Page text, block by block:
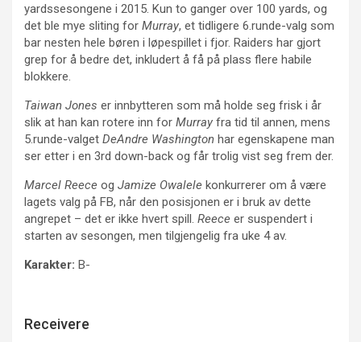
yardssesongene i 2015. Kun to ganger over 100 yards, og
det ble mye sliting for Murray, et tidligere 6.runde-valg som
bar nesten hele børen i løpespillet i fjor. Raiders har gjort
grep for å bedre det, inkludert å få på plass flere habile
blokkere.
Taiwan Jones er innbytteren som må holde seg frisk i år
slik at han kan rotere inn for Murray fra tid til annen, mens
5.runde-valget DeAndre Washington har egenskapene man
ser etter i en 3rd down-back og får trolig vist seg frem der.
Marcel Reece og Jamize Owalele konkurrerer om å være
lagets valg på FB, når den posisjonen er i bruk av dette
angrepet – det er ikke hvert spill. Reece er suspendert i
starten av sesongen, men tilgjengelig fra uke 4 av.
Karakter: B-
Receivere